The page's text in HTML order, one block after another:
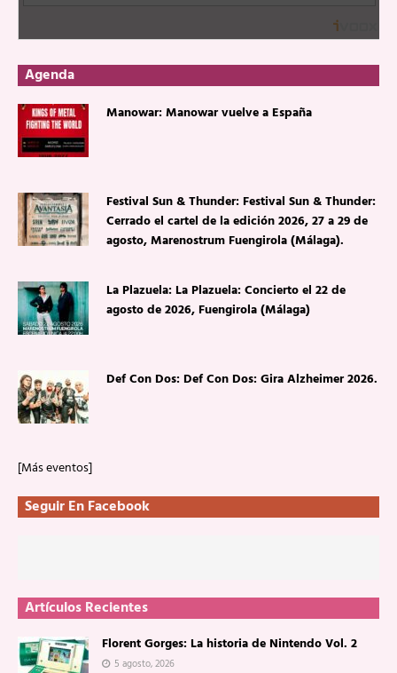
Agenda
Manowar: Manowar vuelve a España
Festival Sun & Thunder: Festival Sun & Thunder:
Cerrado el cartel de la edición 2026, 27 a 29 de
agosto, Marenostrum Fuengirola (Málaga).
La Plazuela: La Plazuela: Concierto el 22 de
agosto de 2026, Fuengirola (Málaga)
Def Con Dos: Def Con Dos: Gira Alzheimer 2026.
[Más eventos]
Seguir En Facebook
Artículos Recientes
Florent Gorges: La historia de Nintendo Vol. 2
5 agosto, 2026